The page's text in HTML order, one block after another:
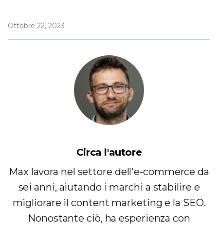
Ottobre 22, 2023
Circa l'autore
Max lavora nel settore dell'e-commerce da
sei anni, aiutando i marchi a stabilire e
migliorare il content marketing e la SEO.
Nonostante ciò, ha esperienza con